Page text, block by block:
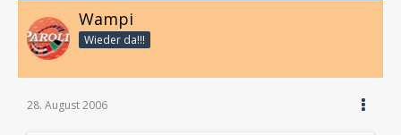
Wampi
Wieder da!!!
28. August 2006